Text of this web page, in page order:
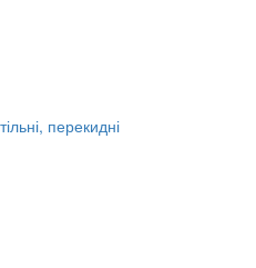
перекидні